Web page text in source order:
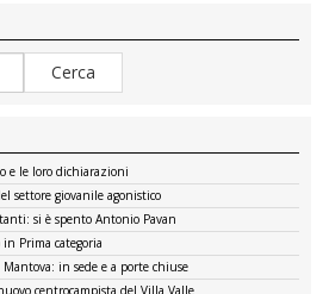
e le loro dichiarazioni
settore giovanile agonistico
si è spento Antonio Pavan
in Prima categoria
Mantova: in sede e a porte chiuse
centrocampista del Villa Valle